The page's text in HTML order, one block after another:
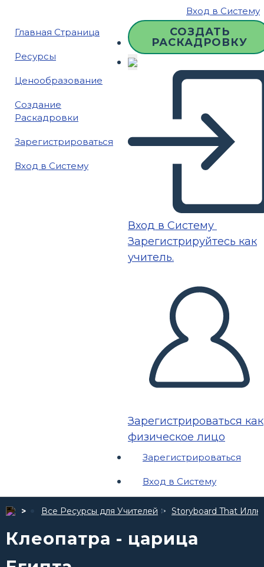
Вход в Систему
Главная Страница
Ресурсы
Ценообразование
Создание
Раскадровки
Зарегистрироваться
Вход в Систему
СОЗДАТЬ
РАСКАДРОВКУ
Вход в Систему
Зарегистрируйтесь как
учитель.
Зарегистрироваться как
физическое лицо
Зарегистрироваться
Вход в Систему
Все Ресурсы для Учителей Storyboard That
Клеопатра - царица